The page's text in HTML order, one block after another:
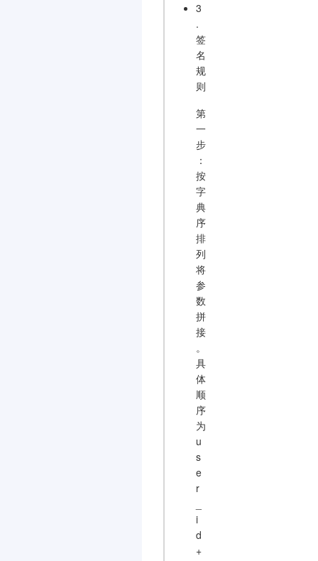
3
.
签
名
规
则
第
一
步
：
按
字
典
序
排
列
将
参
数
拼
接
。
具
体
顺
序
为
u
s
e
r
i
d
+